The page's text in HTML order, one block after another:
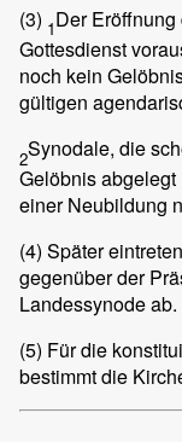
(3) 1Der
Gottesdienst
noch kein
gültigen
2Synodale, die
Gelöbnis
einer Neubildung
(4) Später
gegenüber der
Landessynode ab.
(5) Für die
bestimmt die